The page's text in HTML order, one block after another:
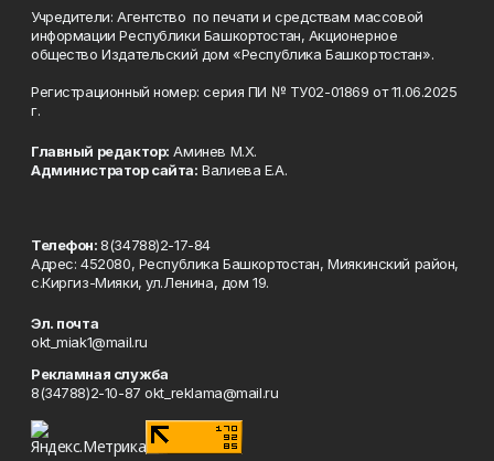
Учредители: Агентство по печати и средствам массовой
информации Республики Башкортостан, Акционерное
общество Издательский дом «Республика Башкортостан».
Регистрационный номер: серия ПИ № ТУ02-01869 от 11.06.2025
г.
Главный редактор: Аминев М.Х.
Администратор сайта: Валиева Е.А.
Телефон:8(34788)2-17-84
Адрес: 452080, Республика Башкортостан, Миякинский район,
с.Киргиз-Мияки, ул.Ленина, дом 19.
Эл. почта
okt_miak1@mail.ru
Рекламная служба
8(34788)2-10-87 okt_reklama@mail.ru